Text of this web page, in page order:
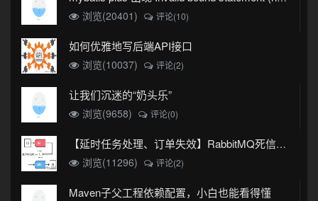
浏览(20401)
评论(10)
如何优雅地写后端API接口
浏览(10037) 评论(2)
让我们沉迷的“奶头乐”
浏览(9658) 评论(0)
【延时任务处理、订单失效】RabbitMQ死信队列实现
浏览(11296)
评论(2)
Maven子父工程依赖配置，小白也能看得懂